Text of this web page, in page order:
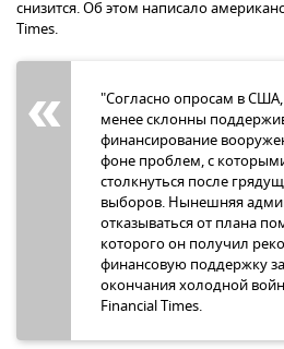
снизится. Об этом написало
Times.
"Согласно опросам в
менее склонны
финансирование
фоне проблем, с
столкнуться после
выборов. Нынешняя
отказываться от плана
которого он получил
финансовую поддержку
окончания холодной
Financial Times.